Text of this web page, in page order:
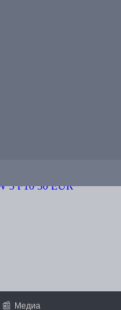
📰 Медиа